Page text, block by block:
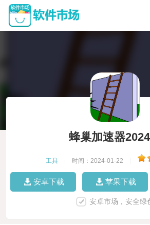
蜂巢加速器
工具 时间：2024-01-22
安卓下载 苹果下载
安卓市场，安全绿